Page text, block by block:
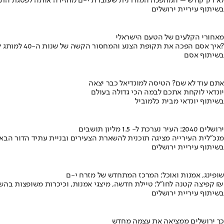
בשיתוף עיריית ירושלים
מאחורי הקלעים של הטעם הישראלי
איך אסם הפכה את תקופת הצנע והמחסור הקשה של שנות ה-40 למותג לאומי?
בשיתוף אסם
אתם עוד לא שם? הטיסה למונדיאל כבר יצאה
יונדאי לוקחת אתכם לבמה הכי גדולה בעולם
בשיתוף יונדאי מבית כלמוביל
ירושלים 2040: העיר נערכת ל- 1.5 מליון תושבים
מנכ"לית העירייה מציגה תוכנית להשארת הצעירים ובניית עתיד הדור
בשיתוף עיריית ירושלים
שופינג, אמנות ואוכל: המרכז המתחדש של מזרח י-ם
קפיצה קטנה לחו"ל: טיילת חדשה, מיצגי אמנות, וכיכרות משופצות בהשקעה של 100 מיליון ₪
בשיתוף עיריית ירושלים
כך ירושלים ממציאה את עצמה מחדש